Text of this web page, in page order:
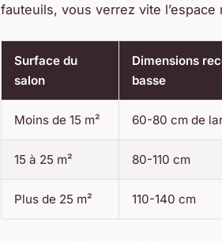
fauteuils, vous verrez vite
Surface du
salon
Dimensions
basse
Moins de 15 m² 60-80 cm de
15 à 25 m² 80-110 cm
Plus de 25 m² 110-140 cm